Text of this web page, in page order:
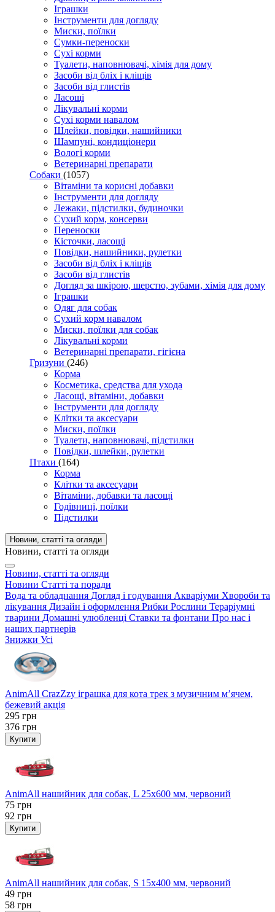
Іграшки
Інструменти для догляду
Миски, поїлки
Сумки-переноски
Сухі корми
Туалети, наповнювачі, хімія для дому
Засоби від бліх і кліщів
Засоби від глистів
Ласощі
Лікувальні корми
Сухі корми навалом
Шлейки, повідки, нашийники
Шампуні, кондиціонери
Вологі корми
Ветеринарні препарати
Собаки (1057)
Вітаміни та корисні добавки
Інструменти для догляду
Лежаки, підстилки, будиночки
Сухий корм, консерви
Переноски
Кісточки, ласощі
Повідки, нашийники, рулетки
Засоби від бліх і кліщів
Засоби від глистів
Догляд за шкірою, шерстю, зубами, хімія для дому
Іграшки
Одяг для собак
Сухий корм навалом
Миски, поїлки для собак
Лікувальні корми
Ветеринарні препарати, гігієна
Гризуни (246)
Корма
Косметика, средства для ухода
Ласощі, вітаміни, добавки
Інструменти для догляду
Клітки та аксесуари
Миски, поїлки
Туалети, наповнювачі, підстилки
Повідки, шлейки, рулетки
Птахи (164)
Корма
Клітки та аксесуари
Вітаміни, добавки та ласощі
Годівниці, поїлки
Підстилки
Новини, статті та огляди
Новини, статті та огляди
Новини, статті та огляди
Новини Статті та поради
Вода та обладнання Догляд і годування Акваріуми Хвороби та
лікування Дизайн і оформлення Рибки Рослини Тераріумні
тварини Домашні улюбленці Ставки та фонтани Про нас і
наших партнерів
Знижки Усі
AnimAll CrazZzy іграшка для кота трек з музичним м’ячем,
бежевий акція
295 грн
376 грн
Купити
AnimAll нашийник для собак, L 25x600 мм, червоний
75 грн
92 грн
Купити
AnimAll нашийник для собак, S 15х400 мм, червоний
49 грн
58 грн